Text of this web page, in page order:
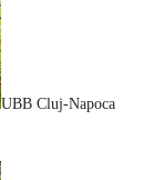
UBB Cluj-Napoca